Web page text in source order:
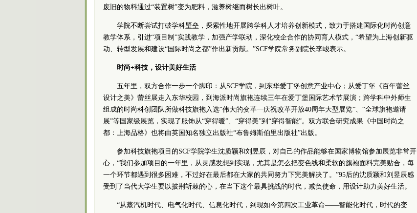
废旧的物料通过“装置树”变为肥料，滋养树继而树长出树叶。
学院不断尝试打破学科壁垒，探索性地开展跨学科人才培养创新模式，致力于搭建国际化时尚创意
教学体系，引进“项目制”实践教学，加强产学联动，深化校企合作的协同育人模式，“希望为上海创新驱
动、转型发展和建设“国际时尚之都”作出新贡献。”SCF学院常务副院长李峻表示。
时尚+科技，设计美好生活
五年里，双方合作一步一个脚印：从SCF学院，到东华爱丁堡创意产业中心；从爱丁堡《百年蕾丝
设计之美》蕾丝展走入东华校园，到海派时尚旗袍连续三年在爱丁堡国际艺术节展演；跨学科中外师生
组成的时尚科创团队所做科技旗袍入选“伟大的变革—庆祝改革开放40周年大型展览”、“全球旗袍邀请
展”等国家级展览，实现了服饰从“穿得暖”、“穿得美”到“穿得智能”。双方联合研究成果《中国时尚之
都：上海品格》也将由英国知名独立出版社“布鲁姆斯伯里出版社”出版。
参加科技旗袍项目的SCF学院学生沈质颖和刘昱辰，对自己的作品能够在国家博物馆参加展览非常开
心，“我们参加项目的一年里，从灵感发想到实现，尤其是怎么把变色线和柔软的旗袍面料完美贴合，每
一个环节都遇到很多困难，不过好在最后都在大家的共同努力下完美解决了。”95后的沈质颖和刘昱辰感
受到了当代大学生要以披荆斩棘的心，在当下这个最具挑战的时代，减负使命，用设计助力美好生活。
“从蒸汽机时代、电气化时代、信息化时代，到现如今第四次工业革命——智能化时代，时代的变